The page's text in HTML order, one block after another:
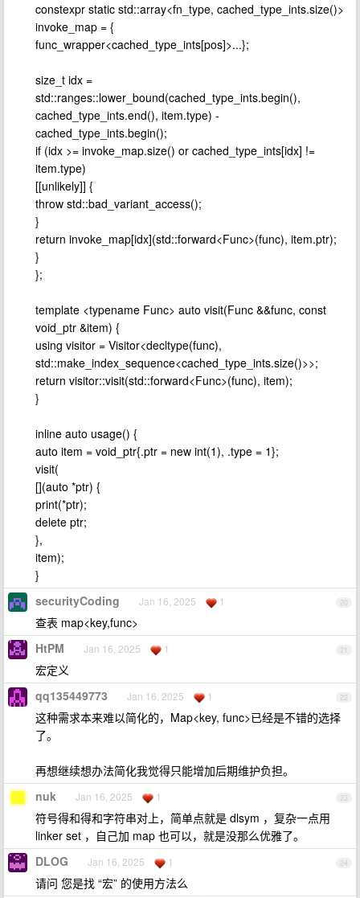
constexpr static std::array<fn_type, cached_type_ints.size()>
invoke_map = {
func_wrapper<cached_type_ints[pos]>...};
size_t idx =
std::ranges::lower_bound(cached_type_ints.begin(),
cached_type_ints.end(), item.type) -
cached_type_ints.begin();
if (idx >= invoke_map.size() or cached_type_ints[idx] !=
item.type)
[[unlikely]] {
throw std::bad_variant_access();
}
return invoke_map[idx](std::forward<Func>(func), item.ptr);
}
};
template <typename Func> auto visit(Func &&func, const
void_ptr &item) {
using visitor = Visitor<decltype(func),
std::make_index_sequence<cached_type_ints.size()>>;
return visitor::visit(std::forward<Func>(func), item);
}
inline auto usage() {
auto item = void_ptr{.ptr = new int(1), .type = 1};
visit(
[](auto *ptr) {
print(*ptr);
delete ptr;
},
item);
}
20
securityCoding Jan 16, 2025 1
查表 map<key,func>
21
HtPM Jan 16, 2025 1
宏定义
22
qq135449773 Jan 16, 2025 1
这种需求本来难以简化的，Map<key, func>已经是不错的选择
了。
再想继续想办法简化我觉得只能增加后期维护负担。
23
nuk Jan 16, 2025 1
符号得和得和字符串对上，简单点就是 dlsym ，复杂一点用
linker set ，自己加 map 也可以，就是没那么优雅了。
24
DLOG Jan 16, 2025 1
请问 您是找 “宏” 的使用方法么